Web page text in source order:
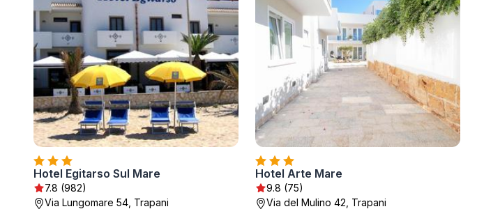
Hotel Egitarso Sul Mare
7.8 (982)
Via Lungomare 54, Trapani
Hotel Arte Mare
9.8 (75)
Via del Mulino 42, Trapani